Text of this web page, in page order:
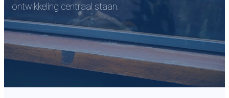
ontwikkeling centraal staan.